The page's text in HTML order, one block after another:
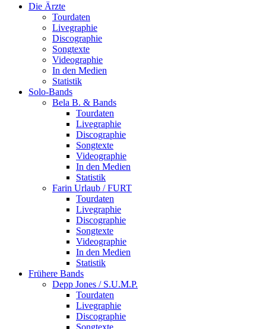
Die Ärzte
Tourdaten
Livegraphie
Discographie
Songtexte
Videographie
In den Medien
Statistik
Solo-Bands
Bela B. & Bands
Tourdaten
Livegraphie
Discographie
Songtexte
Videographie
In den Medien
Statistik
Farin Urlaub / FURT
Tourdaten
Livegraphie
Discographie
Songtexte
Videographie
In den Medien
Statistik
Frühere Bands
Depp Jones / S.U.M.P.
Tourdaten
Livegraphie
Discographie
Songtexte